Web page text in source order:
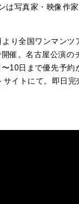
は写真家・映像作
り全国ワンマンツ
催。名古屋公演の
10日まで優先予約
イトにて。即日完